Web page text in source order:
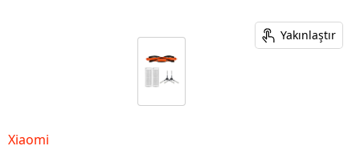
Yakınlaştır
Xiaomi